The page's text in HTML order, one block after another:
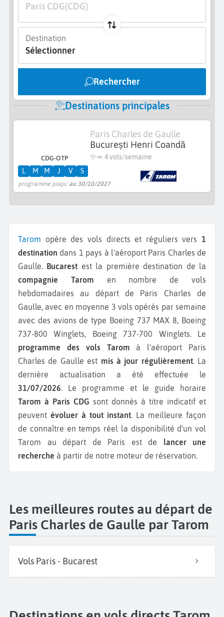
Paris CDG(CDG)
Destination
Sélectionner
Rechercher
Destinations principales
CDG-OTP
Paris Charles de Gaulle
București Henri Coandă
≃ 4 vols/semaine
programme jusqu'au 30/10/2027
L M M J V S
Tarom opère des vols directs et réguliers vers 1
destination dans 1 pays à l'aéroport Paris Charles de
Gaulle. Bucarest est la première destination de la
compagnie Tarom en nombre de vols
hebdomadaires au départ de Paris Charles de
Gaulle, avec en moyenne 3 vols opérés par semaine
avec des avions de type Boeing 737 MAX 8, Boeing
737-800 Winglets, Boeing 737-700 Winglets. Le
programme des vols Tarom à l'aéroport Paris
Charles de Gaulle est mis à jour régulièrement. La
dernière actualisation a été effectuée le
31/07/2026 . Le programme et le guide horaire
Tarom à Paris CDG sont donnés à titre indicatif et
peuvent évoluer à tout instant . La meilleure façon
de connaître en temps réel la disponibilité d'un vol
Tarom au départ de Paris est de
lancer une
recherche à partir de notre moteur de réservation.
Les meilleures routes au départ de
Paris Charles de Gaulle par Tarom
Vols Paris - Bucarest